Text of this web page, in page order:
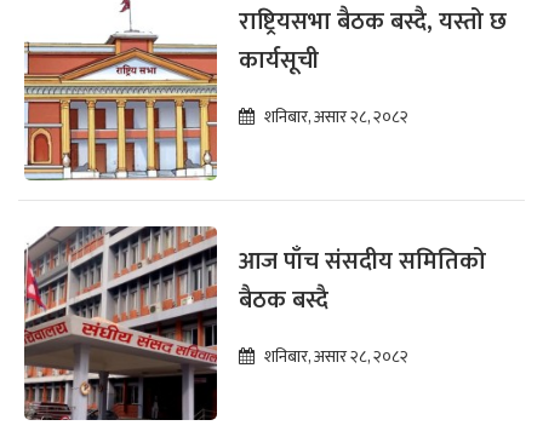
राष्ट्रियसभा बैठक बस्दै, यस्तो छ
कार्यसूची
शनिबार, असार २८, २०८२
आज पाँच संसदीय समितिको
बैठक बस्दै
शनिबार, असार २८, २०८२